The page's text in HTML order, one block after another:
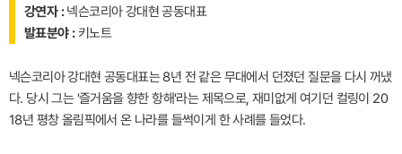
강연자 :넥슨코리아 강대현 공동대표
발표분야 :키노트
넥슨코리아 강대현 공동대표는 8년 전 같은 무대에서 던졌던 질문을 다시 꺼냈
다. 당시 그는 '즐거움을 향한 항해'라는 제목으로, 재미없게 여기던 컬링이 20
18년 평창 올림픽에서 온 나라를 들썩이게 한 사례를 들었다.